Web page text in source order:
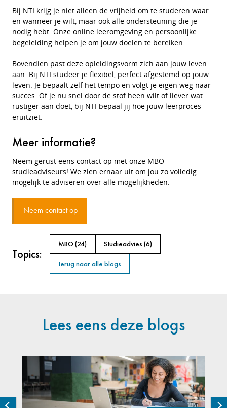
Bij NTI krijg je niet alleen de vrijheid om te studeren waar
en wanneer je wilt, maar ook alle ondersteuning die je
nodig hebt. Onze online leeromgeving en persoonlijke
begeleiding helpen je om jouw doelen te bereiken.
Bovendien past deze opleidingsvorm zich aan jouw leven
aan. Bij NTI studeer je flexibel, perfect afgestemd op jouw
leven. Je bepaalt zelf het tempo en volgt je eigen weg naar
succes. Of je nu snel door de stof heen wilt of liever wat
rustiger aan doet, bij NTI bepaal jij hoe jouw leerproces
eruitziet.
Meer informatie?
Neem gerust eens contact op met onze MBO-
studieadviseurs! We zien ernaar uit om jou zo volledig
mogelijk te adviseren over alle mogelijkheden.
Neem contact op
Topics:
MBO (24) Studieadvies (6)
terug naar alle blogs
Lees eens deze blogs